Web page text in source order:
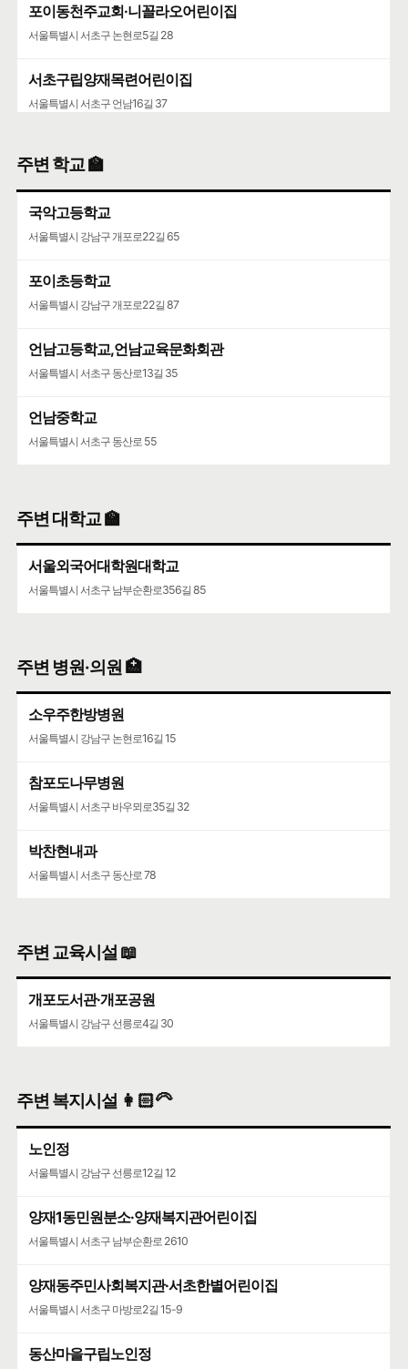
포이동천주교회·니꼴라오어린이집
서울특별시 서초구 논현로5길 28
서초구립양재목련어린이집
서울특별시 서초구 언남16길 37
주변 학교 🏫
국악고등학교
서울특별시 강남구 개포로22길 65
포이초등학교
서울특별시 강남구 개포로22길 87
언남고등학교,언남교육문화회관
서울특별시 서초구 동산로13길 35
언남중학교
서울특별시 서초구 동산로 55
주변 대학교 🏫
서울외국어대학원대학교
서울특별시 서초구 남부순환로356길 85
주변 병원·의원 🏥
소우주한방병원
서울특별시 강남구 논현로16길 15
참포도나무병원
서울특별시 서초구 바우뫼로35길 32
박찬현내과
서울특별시 서초구 동산로 78
주변 교육시설 📖
개포도서관·개포공원
서울특별시 강남구 선릉로4길 30
주변 복지시설 👩🏻‍🦳
노인정
서울특별시 강남구 선릉로12길 12
양재1동민원분소·양재복지관어린이집
서울특별시 서초구 남부순환로 2610
양재동주민사회복지관·서초한별어린이집
서울특별시 서초구 마방로2길 15-9
동산마을구립노인정